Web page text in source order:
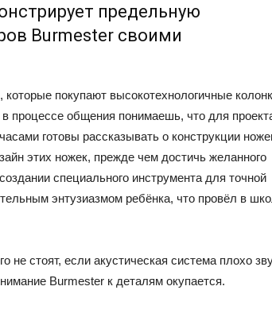
предельную
Burmester своими
покупают высокотехнологичные
процессе общения понимаешь, что для
готовы рассказывать о конструкции
этих ножек, прежде чем достичь желанного
специального инструмента для точной
энтузиазмом ребёнка, что провёл в
стоят, если акустическая система плохо
Burmester к деталям окупается.